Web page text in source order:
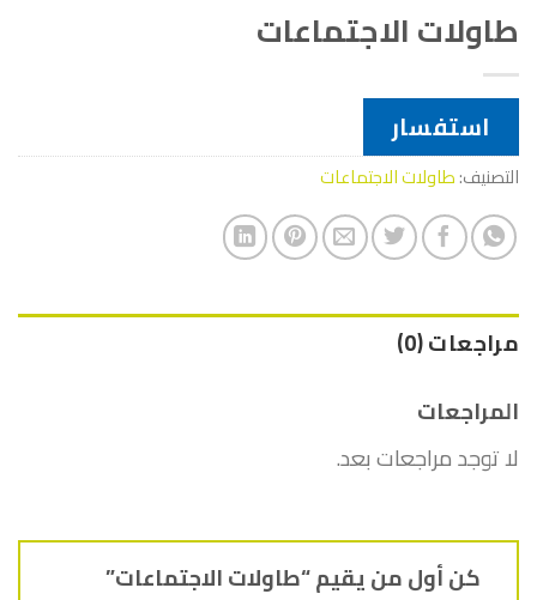
طاولات الاجتماعات
استفسار
التصنيف:طاولات الاجتماعات
مراجعات (0)
المراجعات
لا توجد مراجعات بعد.
كن أول من يقيم “طاولات الاجتماعات”